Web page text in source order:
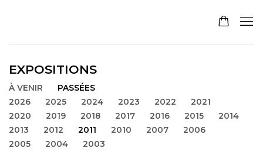
EXPOSITIONS
À VENIR
PASSÉES
2026
2025 2024 2023 2022
2021
2020
2019 2018 2017 2016 2015
2014
2013
2012 2011 2010 2007
2006
2005
2004 2003